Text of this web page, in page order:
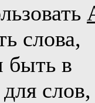
слова,
быть в
для слов,